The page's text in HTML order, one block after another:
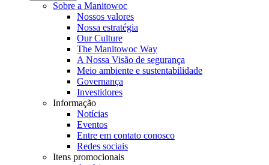
Sobre a Manitowoc
Nossos valores
Nossa estratégia
Our Culture
The Manitowoc Way
A Nossa Visão de segurança
Meio ambiente e sustentabilidade
Governança
Investidores
Informação
Notícias
Eventos
Entre em contato conosco
Redes sociais
Itens promocionais